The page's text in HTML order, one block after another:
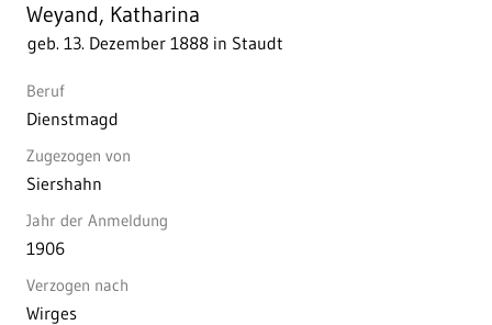
Weyand, Katharina
geb. 13. Dezember 1888 in Staudt
Beruf
Dienstmagd
Zugezogen von
Siershahn
Jahr der Anmeldung
1906
Verzogen nach
Wirges